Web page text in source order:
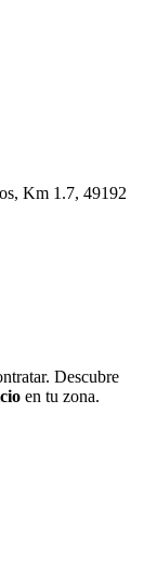
Km 1.7, 49192
Descubre
en tu zona.